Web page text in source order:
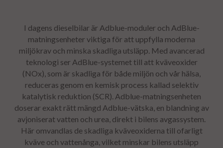
I dagens dieselbilar är Adblue-moduler och AdBlue-
matningsenheter viktiga för att uppfylla moderna
miljökrav och minska skadliga utsläpp. Med avancerad
teknologi ser AdBlue-systemet till att kväveoxider
(NOx), som är skadliga för både miljön och vår hälsa,
reduceras genom en kemisk process kallad selektiv
katalytisk reduktion (SCR). Adblue-matningsenheten
doserar exakt rätt mängd Adblue-vätska, en blandning av
avjoniserat vatten och urea, direkt i bilens avgassystem.
Här omvandlas de skadliga kväveoxiderna till ofarligt
kväve och vattenånga, vilket minskar bilens utsläpp